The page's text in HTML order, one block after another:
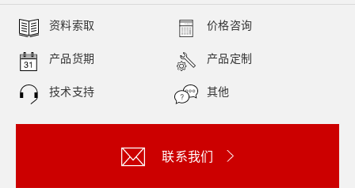
资料索取 价格咨询
产品货期 产品定制
技术支持 其他
联系我们